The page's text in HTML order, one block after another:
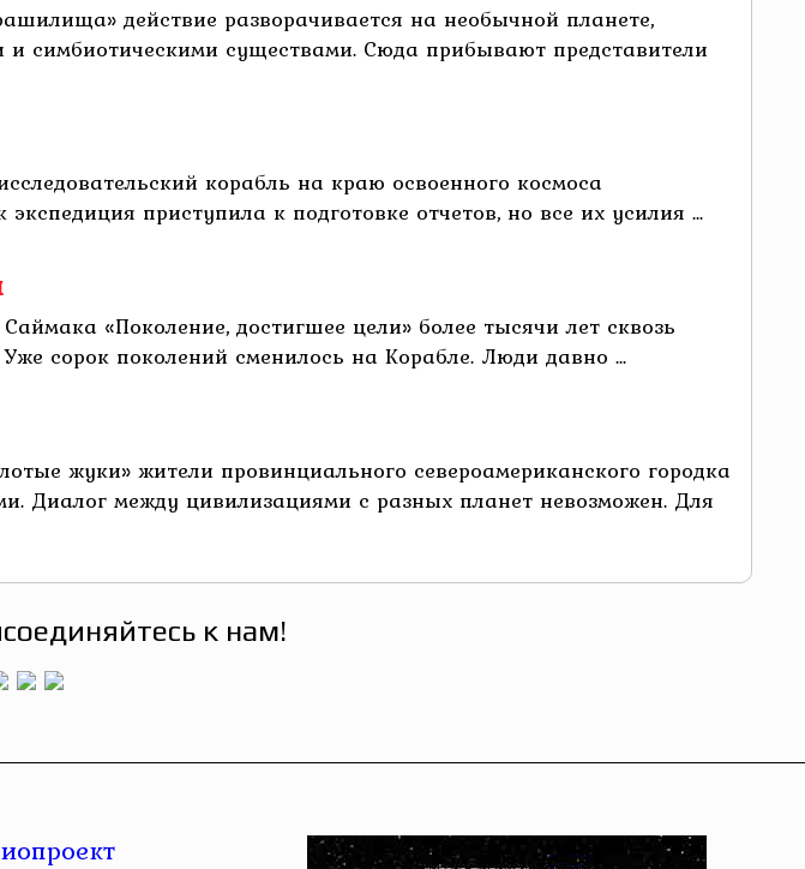
действие разворачивается на необычной планете,
существами. Сюда прибывают представители
корабль на краю освоенного космоса
приступила к подготовке отчетов, но все их усилия ...
«Поколение, достигшее цели» более тысячи лет сквозь
сорок поколений сменилось на Корабле. Люди давно ...
жуки» жители провинциального североамериканского городка
Диалог между цивилизациями с разных планет невозможен. Для
к нам!